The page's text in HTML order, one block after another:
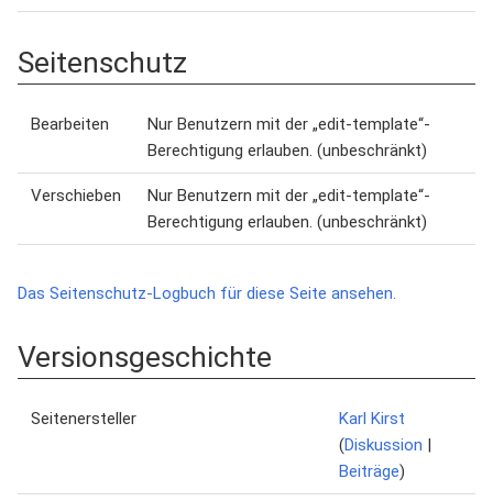
Seitenschutz
Bearbeiten
Nur Benutzern mit der „edit-template“-
Berechtigung erlauben. (unbeschränkt)
Verschieben
Nur Benutzern mit der „edit-template“-
Berechtigung erlauben. (unbeschränkt)
Das Seitenschutz-Logbuch für diese Seite ansehen.
Versionsgeschichte
Seitenersteller
Karl Kirst
(Diskussion |
Beiträge)